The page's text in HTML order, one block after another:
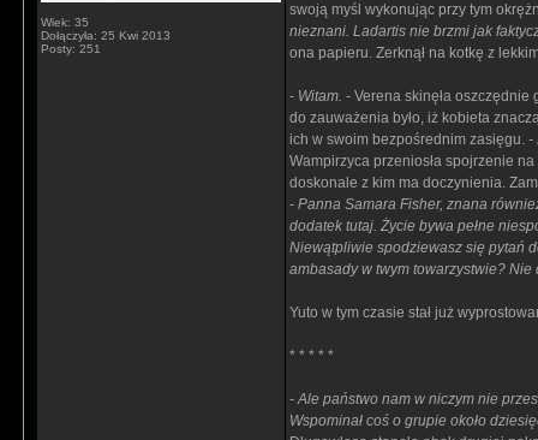
Wiek: 35
Dołączyła: 25 Kwi 2013
Posty: 251
swoją myśl wykonując przy tym
nieznani. Ladartis nie brzmi jak
ona papieru. Zerknął na kotkę z
- Witam. - Verena skinęła oszczędnie
do zauważenia było, iż kobieta
ich w swoim bezpośrednim zasięgu. -
Wampirzyca przeniosła spojrzenie
doskonale z kim ma doczynienia.
- Panna Samara Fisher, znana
dodatek tutaj. Życie bywa pełne
Niewątpliwie spodziewasz się pytań
ambasady w twym towarzystwie?
Yuto w tym czasie stał już
* * * * *
- Ale państwo nam w niczym nie
Wspominał coś o grupie około